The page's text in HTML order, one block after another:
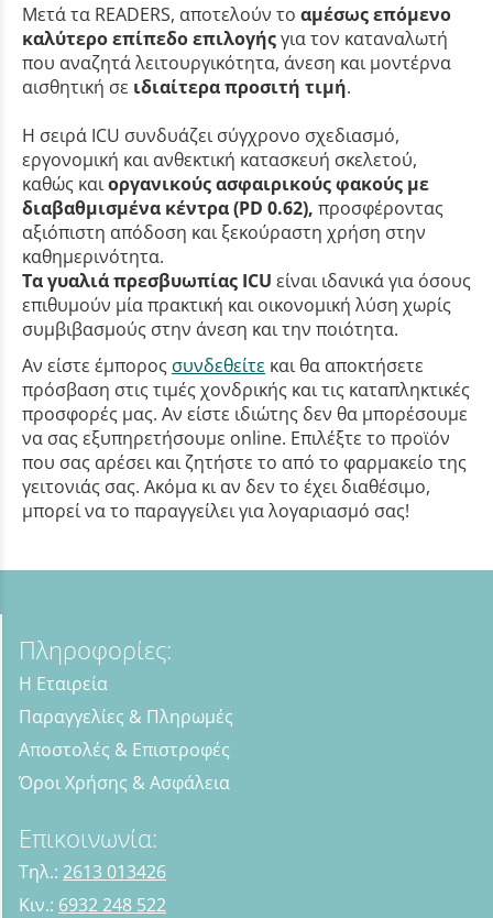
Μετά τα READERS, αποτελούν το αμέσως επόμενο
καλύτερο επίπεδο επιλογήςγια τον καταναλωτή
που αναζητά λειτουργικότητα, άνεση και μοντέρνα
αισθητική σε ιδιαίτερα προσιτή τιμή.
Η σειρά ICU συνδυάζει σύγχρονο σχεδιασμό,
εργονομική και ανθεκτική κατασκευή σκελετού,
καθώς καιοργανικούς ασφαιρικούς φακούς με
διαβαθμισμένα κέντρα (PD 0.62), προσφέροντας
αξιόπιστη απόδοση και ξεκούραστη χρήση στην
καθημερινότητα.
Τα γυαλιά πρεσβυωπίας ICU είναι ιδανικά για όσους
επιθυμούν μία πρακτική και οικονομική λύση χωρίς
συμβιβασμούς στην άνεση και την ποιότητα.
Αν είστε έμπορος συνδεθείτε και θα αποκτήσετε
πρόσβαση στις τιμές χονδρικής και τις καταπληκτικές
προσφορές μας. Αν είστε ιδιώτης δεν θα μπορέσουμε
να σας εξυπηρετήσουμε online. Επιλέξτε το προϊόν
που σας αρέσει και ζητήστε το από το φαρμακείο της
γειτονιάς σας. Ακόμα κι αν δεν το έχει διαθέσιμο,
μπορεί να το παραγγείλει για λογαριασμό σας!
Πληροφορίες:
Η Εταιρεία
Παραγγελίες & Πληρωμές
Αποστολές & Επιστροφές
Όροι Χρήσης & Ασφάλεια
Επικοινωνία:
Τηλ.: 2613 013426
Κιν.: 6932 248 522